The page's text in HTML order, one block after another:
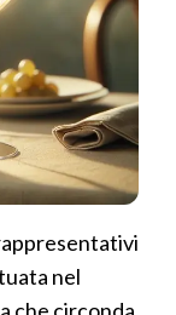
nel
che circonda